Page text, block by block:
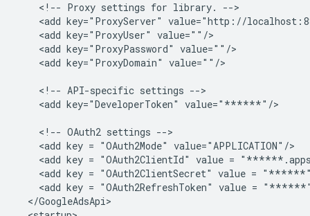
<!-- Proxy settings for library.
<add key="ProxyServer"
<add key="ProxyUser"
<add key="ProxyPassword"
<add key="ProxyDomain" value=""/>
<!-- API-specific settings
<add key="DeveloperToken" value="******"/>
<!-- OAuth2 settings
<add key = "OAuth2Mode"
<add key = "OAuth2ClientId" value =
<add key = "OAuth2ClientSecret" value =
<add key = "OAuth2RefreshToken" value =